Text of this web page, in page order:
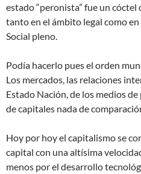
estado “peronista” fue un
tanto en el ámbito legal como
Social pleno.
Podía hacerlo pues el orden
Los mercados, las relaciones
Estado Nación, de los medios
de capitales nada de
Hoy por hoy el capitalismo se
capital con una altísima
menos por el desarrollo